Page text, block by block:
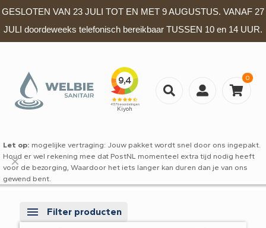
GESLOTEN VAN 23 JULI TOT EN MET 9 AUGUSTUS. VANAF 27
JULI doordeweeks telefonisch bereikbaar TUSSEN 10 en 14 UUR.
0
Let op: mogelijke vertraging: Jouw pakket wordt snel door ons ingepakt.
Houd er wel rekening mee dat PostNL momenteel extra tijd nodig heeft
voor de bezorging, Waardoor het iets langer kan duren dan je van ons
gewend bent.
✕
Filter producten